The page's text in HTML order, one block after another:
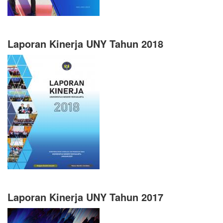
Laporan Kinerja UNY Tahun 2018
Laporan Kinerja UNY Tahun 2017